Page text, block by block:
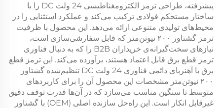
پیشرفته، طراحی ترمز الکترومغناطیسی 24 ولت DC
را با
ساختار مستحکم فولادی ترکیب می‌کند و عملکرد استثنایی را در
محیط‌های تولیدی متنوعی ارائه می‌دهد. این محصول با ظرفیت
ترمز گشتاور ۲۰۰ نیوتن‌متر
که قابل سفارشی‌سازی است،
نیازهای سخت‌گیرانه‌ی خریداران B2B را که به دنبال فناوری
ترمز قطع برق قابل اعتماد هستند، برآورده می‌کند. این ترمز قطع
برق با آهنربای دائمی فناوری 24 ولت DC تنظیم‌شده گشتاور
۲۰۰ نیوتن‌متر
مشخصات این محصول آن را برای کاربردهای
متوسط تا سنگین مناسب می‌سازد که در آن‌ها قدرت توقف دقیق
غیرقابل انکار است. این راه‌حل سازنده اصلی (OEM) با گشتاور